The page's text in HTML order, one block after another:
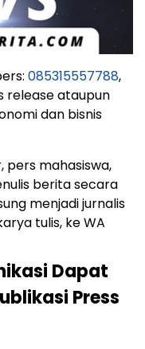
085315557788,
release ataupun
dan bisnis
pers mahasiswa,
berita secara
menjadi jurnalis
tulis, ke WA
Dapat
Press